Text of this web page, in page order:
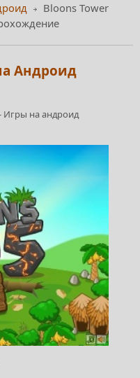
Bloons Tower
Андроид
Игры на андроид